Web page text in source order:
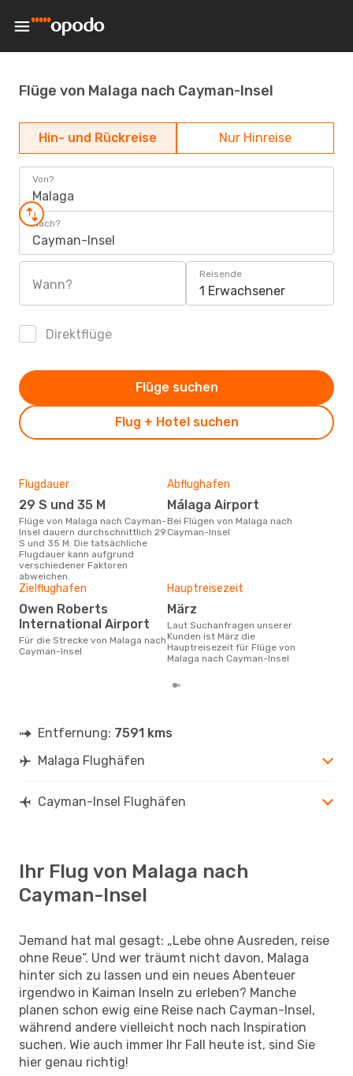
Flüge von Malaga nach Cayman-Insel
Hin- und Rückreise Nur Hinreise
Von?
Malaga
Nach?
Cayman-Insel
Wann?
Reisende
1 Erwachsener
Direktflüge
Flug + Hotel suchen
Flüge suchen
Flugdauer
29 S und 35 M
Flüge von Malaga nach Cayman-
Insel dauern durchschnittlich 29
S und 35 M. Die tatsächliche
Flugdauer kann aufgrund
verschiedener Faktoren
abweichen.
Abflughafen
Málaga Airport
Bei Flügen von Malaga nach
Cayman-Insel
Zielflughafen
Owen Roberts
International Airport
Für die Strecke von Malaga nach
Cayman-Insel
Hauptreisezeit
März
Laut Suchanfragen unserer
Kunden ist März die
Hauptreisezeit für Flüge von
Malaga nach Cayman-Insel
Entfernung: 7591 kms
Malaga Flughäfen
Cayman-Insel Flughäfen
Ihr Flug von Malaga nach
Cayman-Insel
Jemand hat mal gesagt: „Lebe ohne Ausreden, reise
ohne Reue“. Und wer träumt nicht davon, Malaga
hinter sich zu lassen und ein neues Abenteuer
irgendwo in Kaiman Inseln zu erleben? Manche
planen schon ewig eine Reise nach Cayman-Insel,
während andere vielleicht noch nach Inspiration
suchen. Wie auch immer Ihr Fall heute ist, sind Sie
hier genau richtig!